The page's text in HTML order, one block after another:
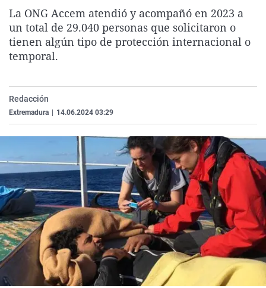
La rosa de los vientos
Gente viajera
Caso
Retornados
Extremadura
Galicia
Virales
Televisión
La ONG Accem atendió y acompañó en 2023 a
un total de 29.040 personas que solicitaron o
tienen algún tipo de protección internacional o
temporal.
Redacción
Extremadura 14.06.2024 03:29